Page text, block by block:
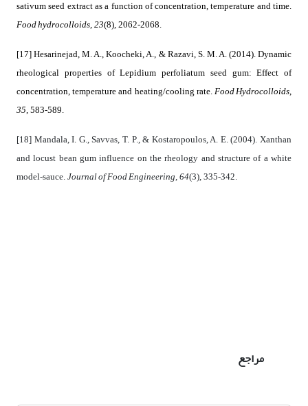
sativum seed extract as a function of concentration, temperature and time.
Food hydrocolloids, 23(8), 2062-2068.
[17] Hesarinejad, M. A., Koocheki, A., & Razavi, S. M. A. (2014). Dynamic
rheological properties of Lepidium perfoliatum seed gum: Effect of
concentration, temperature and heating/cooling rate. Food Hydrocolloids,
35, 583-589.
[18] Mandala, I. G., Savvas, T. P., & Kostaropoulos, A. E. (2004). Xanthan
and locust bean gum influence on the rheology and structure of a white
model-sauce. Journal of Food Engineering, 64(3), 335-342.
مراجع